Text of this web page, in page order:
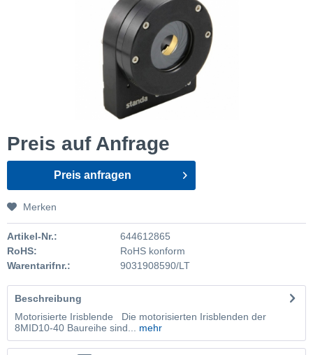
Preis auf Anfrage
Preis anfragen
Merken
Artikel-Nr.:
644612865
RoHS:
RoHS konform
Warentarifnr.:
9031908590/LT
Beschreibung
Motorisierte Irisblende Die motorisierten Irisblenden der
8MID10-40 Baureihe sind...
mehr